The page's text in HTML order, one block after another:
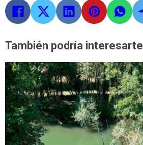
También podría interesarte